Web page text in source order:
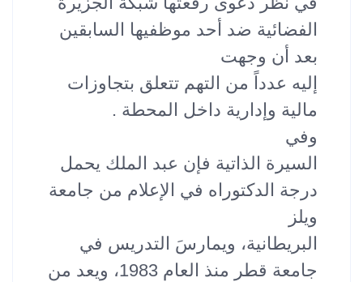
الفضائية ضد أحد موظفيها السابقين
بعد أن وجهت
إليه عدداً من التهم تتعلق بتجاوزات
مالية وإدارية داخل المحطة .
وفي
السيرة الذاتية فإن عبد الملك يحمل
درجة الدكتوراه في الإعلام من جامعة
ويلز
البريطانية، ويمارسَ التدريس في
جامعة قطر منذ العام 1983، ويعد من